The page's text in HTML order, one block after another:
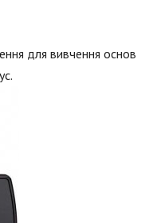
для вивчення основ